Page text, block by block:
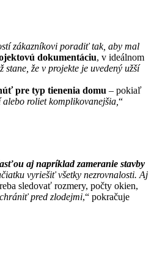
zákazníkovi poradiť tak, aby mal
dokumentáciu, v ideálnom
stane, že v projekte je uvedený užší
pre typ tienenia domu – pokiaľ
roliet komplikovanejšia, “
aj napríklad zameranie stavby
vyriešiť všetky nezrovnalosti. Aj
sledovať rozmery, počty okien,
pred zlodejmi,“ pokračuje